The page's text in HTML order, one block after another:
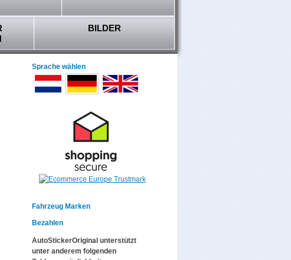
BILDER
Sprache wählen
Fahrzeug Marken
Bezahlen
AutoStickerOriginal unterstützt
unter anderem folgenden